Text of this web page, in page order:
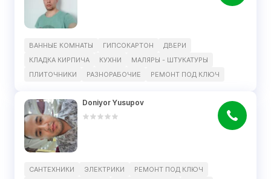
ВАННЫЕ КОМНАТЫ ГИПСОКАРТОН
ДВЕРИ
КЛАДКА КИРПИЧА
КУХНИ
МАЛЯРЫ - ШТУКАТУРЫ
ПЛИТОЧНИКИ
РАЗНОРАБОЧИЕ РЕМОНТ ПОД КЛЮЧ
Doniyor Yusupov
САНТЕХНИКИ ЭЛЕКТРИКИ
РЕМОНТ ПОД КЛЮЧ